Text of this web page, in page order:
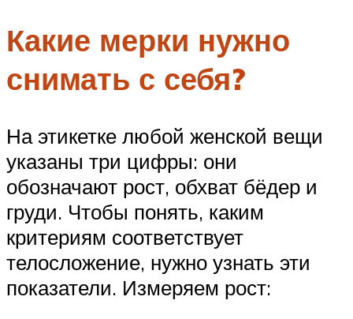
Какие мерки нужно
снимать с себя?
На этикетке любой женской вещи
указаны три цифры: они
обозначают рост, обхват бёдер и
груди. Чтобы понять, каким
критериям соответствует
телосложение, нужно узнать эти
показатели. Измеряем рост: